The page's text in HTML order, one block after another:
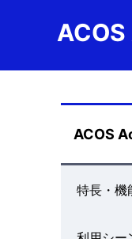
イ
の
現
在
ロ
ー
カ
ル
ACOS
特長・機